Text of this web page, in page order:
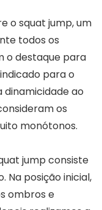
o squat jump, um
todos os
o destaque para
para o
ao
os
monótonos.
jump consiste
Na posição inicial,
ombros e